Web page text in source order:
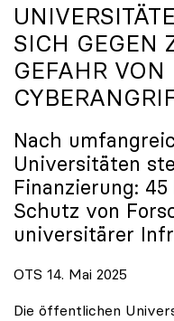
SICH GEGEN
GEFAHR VON
Nach
Universitäten
Finanzierung:
Schutz von
universitärer
OTS 14. Mai 2025
Die öffentlichen